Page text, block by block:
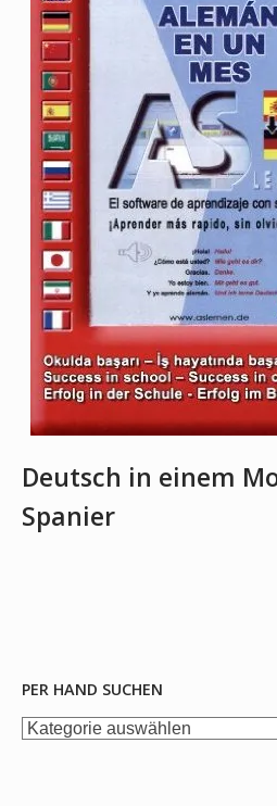
Deutsch in einem
Spanier
PER HAND SUCHEN
per